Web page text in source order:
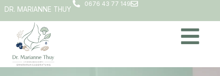
DR. MARIANNE THUY
0676 43 77 149